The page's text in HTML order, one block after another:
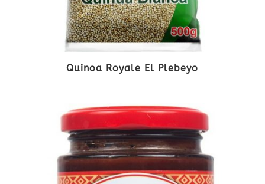
Quinoa Royale El Plebeyo